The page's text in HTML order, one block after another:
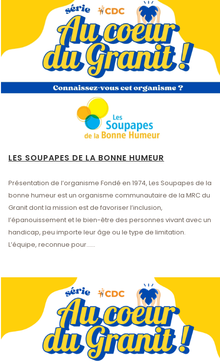
LES SOUPAPES DE LA BONNE HUMEUR
Présentation de l’organisme Fondé en 1974, Les Soupapes de la
bonne humeur est un organisme communautaire de la MRC du
Granit dont la mission est de favoriser l’inclusion,
l’épanouissement et le bien-être des personnes vivant avec un
handicap, peu importe leur âge ou le type de limitation.
L’équipe, reconnue pour......